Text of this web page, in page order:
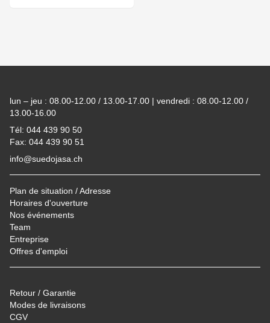
lun – jeu : 08.00-12.00 / 13.00-17.00 | vendredi : 08.00-12.00 /
13.00-16.00
Tél: 044 439 90 50
Fax: 044 439 90 51
info@suedojasa.ch
Plan de situation / Adresse
Horaires d'ouverture
Nos événements
Team
Entreprise
Offres d'emploi
Retour / Garantie
Modes de livraisons
CGV